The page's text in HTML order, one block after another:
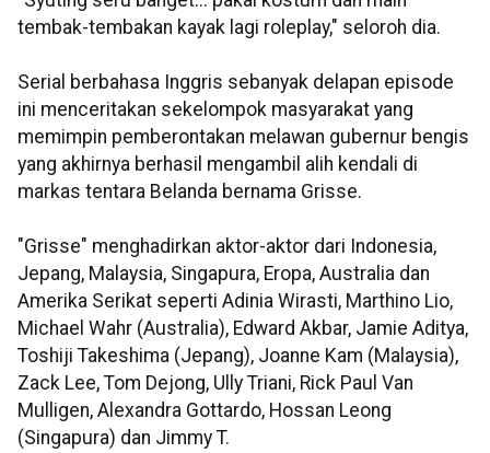
tembak-tembakan kayak lagi roleplay," seloroh dia.
Serial berbahasa Inggris sebanyak delapan episode
ini menceritakan sekelompok masyarakat yang
memimpin pemberontakan melawan gubernur bengis
yang akhirnya berhasil mengambil alih kendali di
markas tentara Belanda bernama Grisse.
"Grisse" menghadirkan aktor-aktor dari Indonesia,
Jepang, Malaysia, Singapura, Eropa, Australia dan
Amerika Serikat seperti Adinia Wirasti, Marthino Lio,
Michael Wahr (Australia), Edward Akbar, Jamie Aditya,
Toshiji Takeshima (Jepang), Joanne Kam (Malaysia),
Zack Lee, Tom Dejong, Ully Triani, Rick Paul Van
Mulligen, Alexandra Gottardo, Hossan Leong
(Singapura) dan Jimmy T.